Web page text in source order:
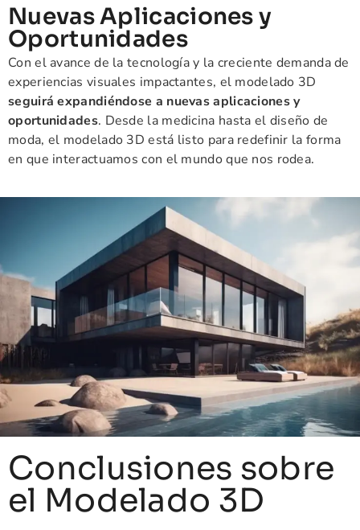
Nuevas Aplicaciones y
Oportunidades
Con el avance de la tecnología y la creciente demanda de
experiencias visuales impactantes, el modelado 3D
seguirá expandiéndose a nuevas aplicaciones y
oportunidades. Desde la medicina hasta el diseño de
moda, el modelado 3D está listo para redefinir la forma
en que interactuamos con el mundo que nos rodea.
Conclusiones sobre
el Modelado 3D